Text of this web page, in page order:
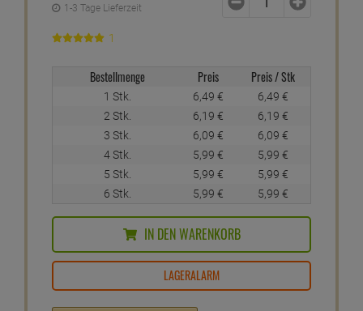
1-3 Tage Lieferzeit
1
Bestellmenge Preis Preis / Stk
1 Stk. 6,49 € 6,49 €
2 Stk.
6,19 € 6,19 €
3 Stk.
6,09 € 6,09 €
4 Stk.
5,99 € 5,99 €
5 Stk.
5,99 € 5,99 €
6 Stk.
5,99 € 5,99 €
IN DEN WARENKORB
LAGERALARM